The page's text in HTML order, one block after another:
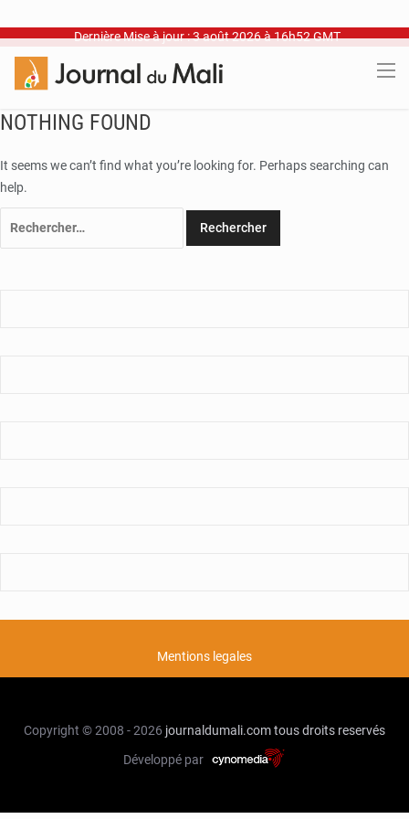
Dernière Mise à jour : 3 août 2026 à 16h52 GMT
NOTHING FOUND
It seems we can’t find what you’re looking for. Perhaps searching can
help.
Mentions legales
Copyright © 2008 - 2026 journaldumali.comtous droits reservés
Développé par